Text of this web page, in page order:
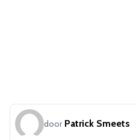
door Patrick Smeets